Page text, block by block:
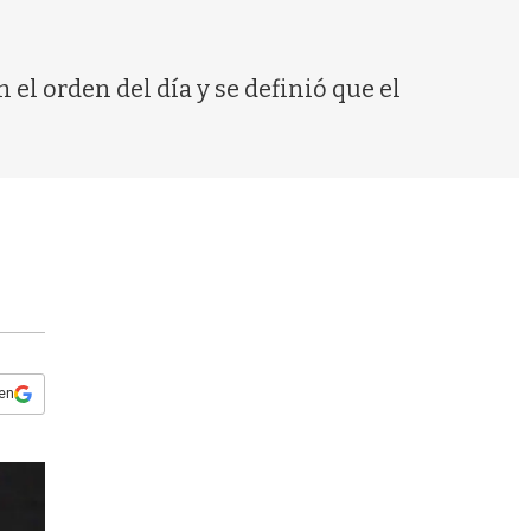
el orden del día y se definió que el